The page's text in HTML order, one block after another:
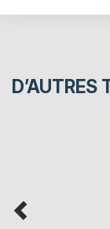
D’AUTRES